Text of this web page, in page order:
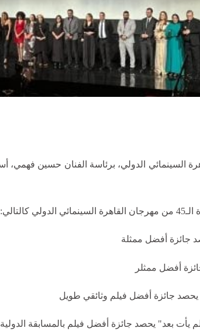
كالتالي:
جائزة أفضل ممثلة
أفضل ممثلر
يأت بعد" يحصد جائزة أفضل فيلم بالمسابقة الدولية